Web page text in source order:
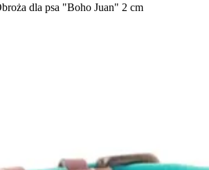
dla psa "Boho Juan" 2 cm